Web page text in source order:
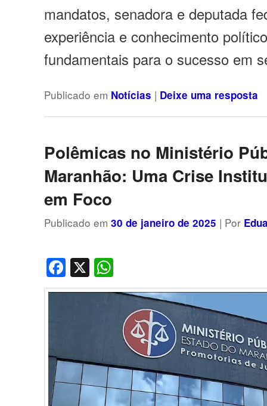
mandatos, senadora e deputada
experiência e conhecimento
fundamentais para o sucesso em
Publicado em Notícias | Deixe uma resposta
Polêmicas no Ministério
Maranhão: Uma Crise
em Foco
Publicado em30 de janeiro de 2025 | Por
Facebook
X